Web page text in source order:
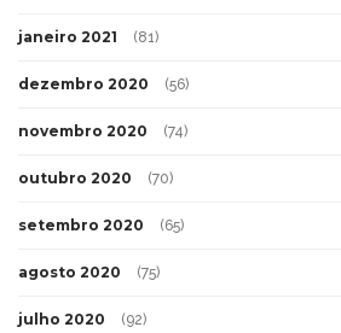
janeiro 2021 (81)
dezembro 2020 (56)
novembro 2020 (74)
outubro 2020 (70)
setembro 2020 (65)
agosto 2020 (75)
julho 2020 (92)